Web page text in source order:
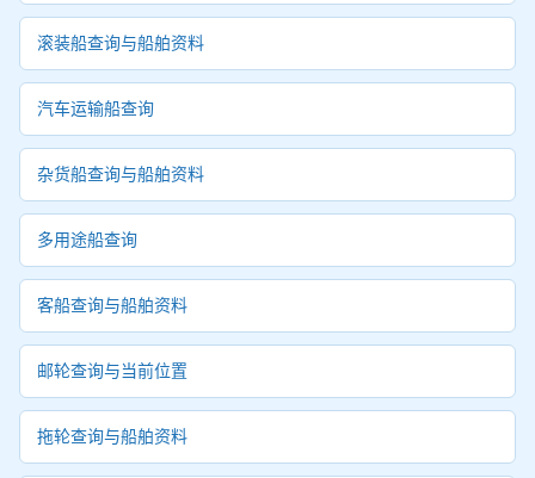
滚装船查询与船舶资料
汽车运输船查询
杂货船查询与船舶资料
多用途船查询
客船查询与船舶资料
邮轮查询与当前位置
拖轮查询与船舶资料